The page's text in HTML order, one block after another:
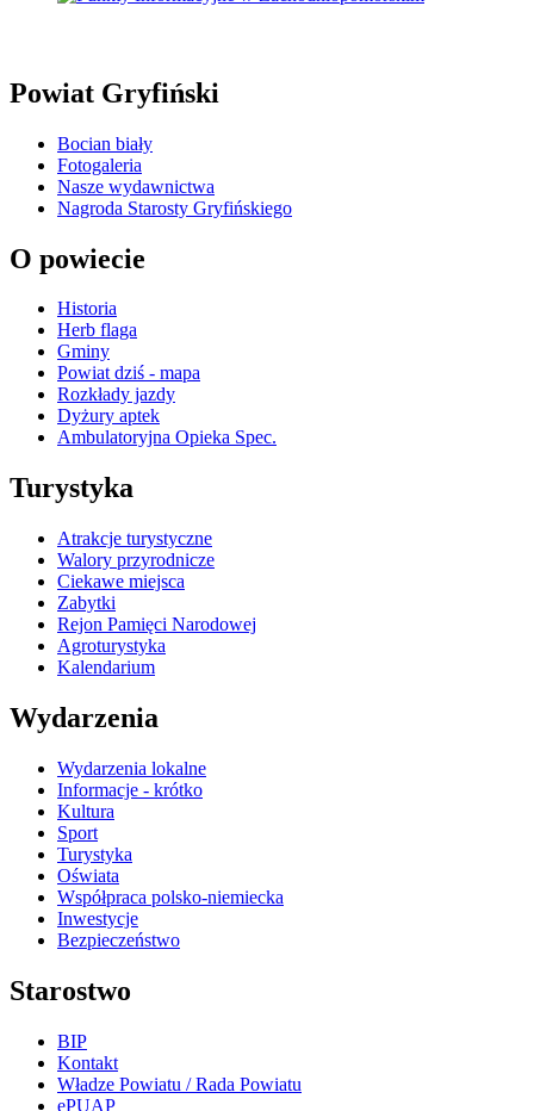
Powiat Gryfiński
Bocian biały
Fotogaleria
Nasze wydawnictwa
Nagroda Starosty Gryfińskiego
O powiecie
Historia
Herb flaga
Gminy
Powiat dziś - mapa
Rozkłady jazdy
Dyżury aptek
Ambulatoryjna Opieka Spec.
Turystyka
Atrakcje turystyczne
Walory przyrodnicze
Ciekawe miejsca
Zabytki
Rejon Pamięci Narodowej
Agroturystyka
Kalendarium
Wydarzenia
Wydarzenia lokalne
Informacje - krótko
Kultura
Sport
Turystyka
Oświata
Współpraca polsko-niemiecka
Inwestycje
Bezpieczeństwo
Starostwo
BIP
Kontakt
Władze Powiatu / Rada Powiatu
ePUAP